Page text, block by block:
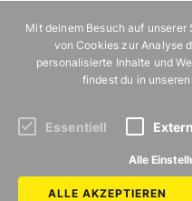
Abonniere
Mit deinem Besuch auf
von Cookies zur Analyse
personalisierte Inhalte und
findest du in unseren
Essentiell
Alle
ALLE AKZEPTIEREN